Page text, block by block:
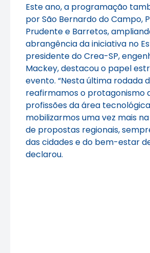
Este ano, a programação
por São Bernardo do Campo,
Prudente e Barretos,
abrangência da iniciativa no
presidente do Crea-SP,
Mackey, destacou o papel
evento. “Nesta última rodada
reafirmamos o protagonismo
profissões da área
mobilizarmos uma vez mais
de propostas regionais,
das cidades e do bem-estar
declarou.